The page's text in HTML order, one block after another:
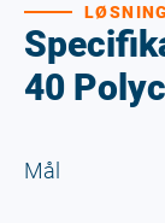
40
Mål